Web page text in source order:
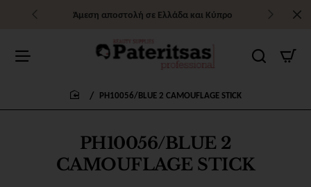
Άμεση αποστολή σε Ελλάδα και Κύπρο
PH10056/BLUE 2
CAMOUFLAGE STICK
PH10056/BLUE 2 CAMOUFLAGE STICK